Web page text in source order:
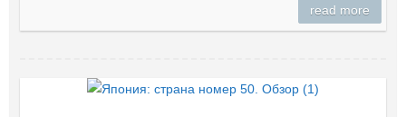
read more